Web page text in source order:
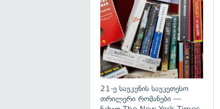
21-ე საუკუნის საუკეთესო
თრილერი რომანები —